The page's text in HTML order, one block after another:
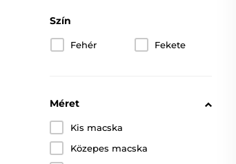
Szín
Fehér Fekete
Méret
Kis macska
Közepes macska